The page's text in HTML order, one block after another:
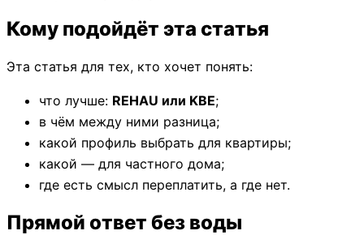
Кому подойдёт эта статья
Эта статья для тех, кто хочет понять:
что лучше: REHAU или KBE;
в чём между ними разница;
какой профиль выбрать для квартиры;
какой — для частного дома;
где есть смысл переплатить, а где нет.
Прямой ответ без воды